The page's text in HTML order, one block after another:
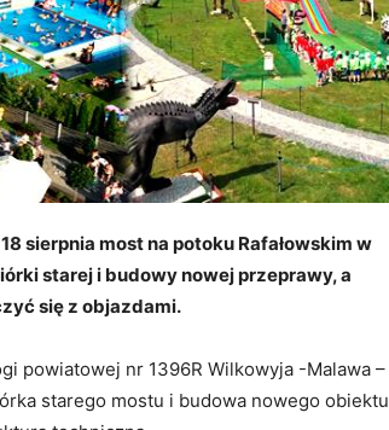
sierpnia most na potoku Rafałowskim w
starej i budowy nowej przeprawy, a
się z objazdami.
powiatowej nr 1396R Wilkowyja -Malawa –
starego mostu i budowa nowego obiektu